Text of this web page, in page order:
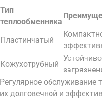
Тип
теплообменника
Пластинчатый
Кожухотрубный
Регулярное
их долговечной и